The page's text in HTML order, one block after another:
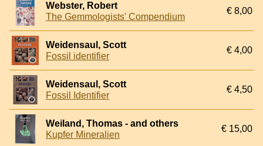
Webster, Robert
The Gemmologists' Compendium
€ 8,00
Weidensaul, Scott
Fossil identifier
€ 4,00
Weidensaul, Scott
Fossil Identifier
€ 4,50
Weiland, Thomas - and others
Kupfer Mineralien
€ 15,00